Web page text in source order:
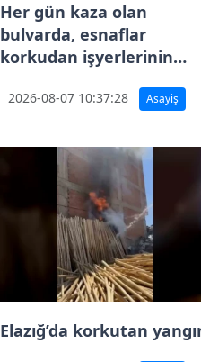
Her gün kaza olan
bulvarda, esnaflar
korkudan işyerlerinin
2026-08-07 10:37:28 Asayiş
Elazığ’da korkutan